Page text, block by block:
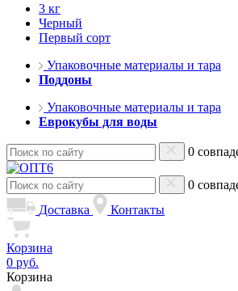
3 кг
Черный
Первый сорт
Упаковочные материалы и тара
Поддоны
Упаковочные материалы и тара
Еврокубы для воды
0
0
Доставка
Контакты
Корзина
0 руб.
Корзина